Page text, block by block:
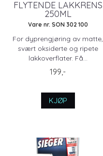
FLYTENDE LAKKRENS
250ML
Vare nr. SON 302 100
For dyprengjøring av matte,
svært oksiderte og ripete
lakkoverflater. Få...
199,-
KJØP